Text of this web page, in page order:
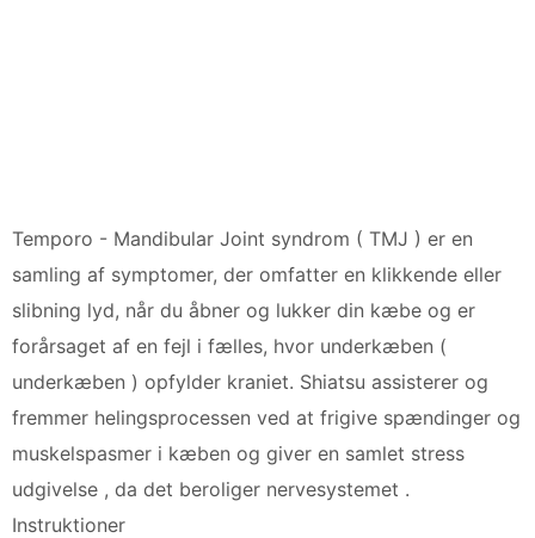
Temporo - Mandibular Joint syndrom ( TMJ ) er en
samling af symptomer, der omfatter en klikkende eller
slibning lyd, når du åbner og lukker din kæbe og er
forårsaget af en fejl i fælles, hvor underkæben (
underkæben ) opfylder kraniet. Shiatsu assisterer og
fremmer helingsprocessen ved at frigive spændinger og
muskelspasmer i kæben og giver en samlet stress
udgivelse , da det beroliger nervesystemet .
Instruktioner